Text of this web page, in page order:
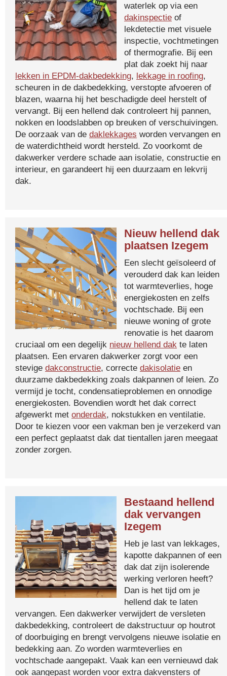
waterlek op via een
dakinspectie of
lekdetectie met visuele
inspectie, vochtmetingen
of thermografie. Bij een
plat dak zoekt hij naar
lekken in EPDM-dakbedekking, lekkage in roofing,
scheuren in de dakbedekking, verstopte afvoeren of
blazen, waarna hij het beschadigde deel herstelt of
vervangt. Bij een hellend dak controleert hij pannen,
nokken en loodslabben op breuken of verschuivingen.
De oorzaak van de daklekkages worden vervangen en
de waterdichtheid wordt hersteld. Zo voorkomt de
dakwerker verdere schade aan isolatie, constructie en
interieur, en garandeert hij een duurzaam en lekvrij
dak.
Nieuw hellend dak
plaatsen Izegem
Een slecht geïsoleerd of
verouderd dak kan leiden
tot warmteverlies, hoge
energiekosten en zelfs
vochtschade. Bij een
nieuwe woning of grote
renovatie is het daarom
cruciaal om een degelijk nieuw hellend dak te laten
plaatsen. Een ervaren dakwerker zorgt voor een
stevige dakconstructie, correcte dakisolatie en
duurzame dakbedekking zoals dakpannen of leien. Zo
vermijd je tocht, condensatieproblemen en onnodige
energiekosten. Bovendien wordt het dak correct
afgewerkt met onderdak, nokstukken en ventilatie.
Door te kiezen voor een vakman ben je verzekerd van
een perfect geplaatst dak dat tientallen jaren meegaat
zonder zorgen.
Bestaand hellend
dak vervangen
Izegem
Heb je last van lekkages,
kapotte dakpannen of een
dak dat zijn isolerende
werking verloren heeft?
Dan is het tijd om je
hellend dak te laten
vervangen. Een dakwerker verwijdert de versleten
dakbedekking, controleert de dakstructuur op houtrot
of doorbuiging en brengt vervolgens nieuwe isolatie en
bedekking aan. Zo worden warmteverlies en
vochtschade aangepakt. Vaak kan een vernieuwd dak
ook aangepast worden voor extra dakvensters of